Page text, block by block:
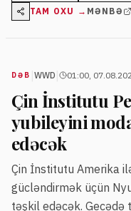
TAM OXU → MƏNBƏ
DƏB WWD 01:00,
Çin İnstitutu
yubileyini
edəcək
Çin İnstitutu Amerika
gücləndirmək üçün
təşkil edəcək. Gecədə